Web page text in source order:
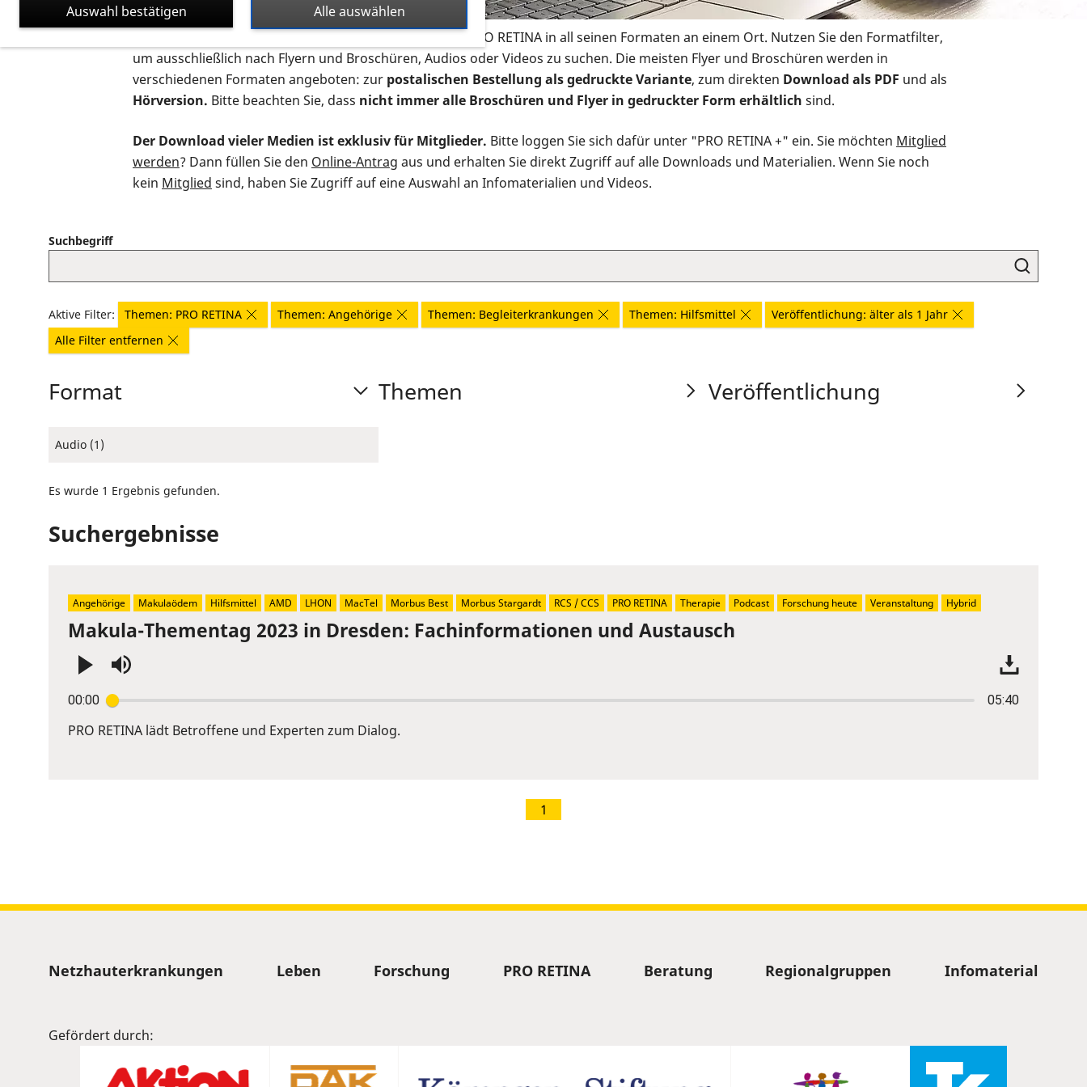
Auf dieser Seite finden Sie sämtliches Infomaterial der PRO RETINA in all seinen Formaten an einem Ort. Nutzen Sie den Formatfilter,
um ausschließlich nach Flyern und Broschüren, Audios oder Videos zu suchen. Die meisten Flyer und Broschüren werden in
verschiedenen Formaten angeboten: zur postalischen Bestellung als gedruckte Variante, zum direkten Download als PDF und als
Hörversion. Bitte beachten Sie, dass nicht immer alle Broschüren und Flyer in gedruckter Form erhältlich sind.
Der Download vieler Medien ist exklusiv für Mitglieder. Bitte loggen Sie sich dafür unter "PRO RETINA +" ein. Sie möchten Mitglied
werden? Dann füllen Sie den Online-Antrag aus und erhalten Sie direkt Zugriff auf alle Downloads und Materialien. Wenn Sie noch
kein Mitglied sind, haben Sie Zugriff auf eine Auswahl an Infomaterialien und Videos.
Suchbegriff
Aktive Filter: Themen: PRO RETINA Themen: Angehörige Themen: Begleiterkrankungen Themen: Hilfsmittel
Veröffentlichung: älter als 1 Jahr
Alle Filter entfernen
Format
Audio (1)
Themen Veröffentlichung
Es wurde 1 Ergebnis gefunden.
Suchergebnisse
Makula-Thementag 2023 in Dresden: Fachinformationen und Austausch
00:00 05:40
Enter
or
PRO RETINA lädt Betroffene und Experten zum Dialog.
Angehörige Makulaödem Hilfsmittel AMD LHON MacTel Morbus Best Morbus Stargardt RCS / CCS PRO RETINA Therapie Podcast Forschung heute Veranstaltung Hybrid
1
Sitemap
Netzhauterkrankungen Leben Forschung PRO RETINA Beratung Regionalgruppen Infomaterial
Gefördert durch:
Alle auswählen
Auswahl bestätigen